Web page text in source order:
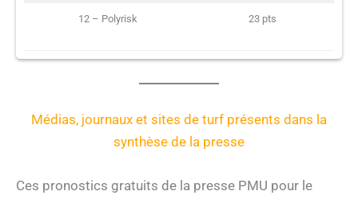
12 – Polyrisk 23 pts
Médias, journaux et sites de turf présents dans la
synthèse de la presse
Ces pronostics gratuits de la presse PMU pour le